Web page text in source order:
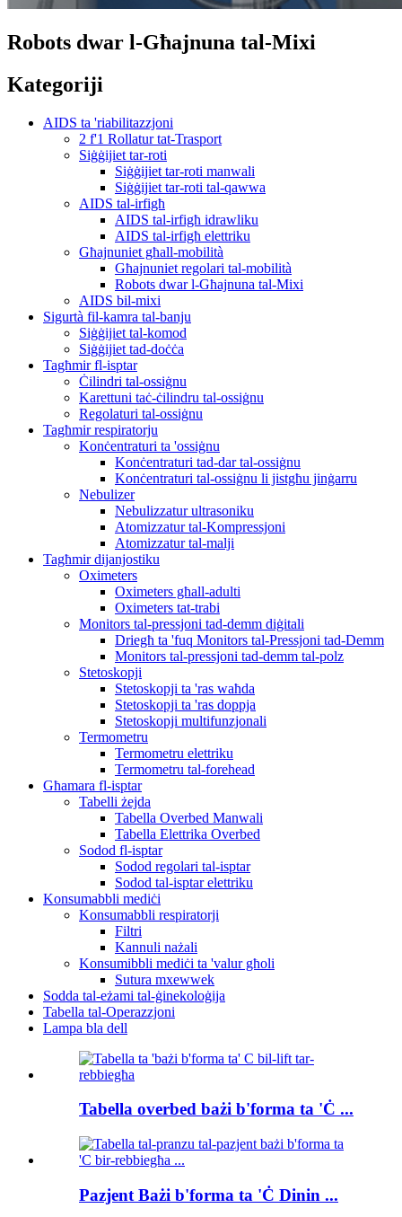
Robots dwar l-Għajnuna tal-Mixi
Kategoriji
AIDS ta 'riabilitazzjoni
2 f'1 Rollatur tat-Trasport
Siġġijiet tar-roti
Siġġijiet tar-roti manwali
Siġġijiet tar-roti tal-qawwa
AIDS tal-irfigħ
AIDS tal-irfigħ idrawliku
AIDS tal-irfigħ elettriku
Għajnuniet għall-mobilità
Għajnuniet regolari tal-mobilità
Robots dwar l-Għajnuna tal-Mixi
AIDS bil-mixi
Sigurtà fil-kamra tal-banju
Siġġijiet tal-komod
Siġġijiet tad-doċċa
Tagħmir fl-isptar
Ċilindri tal-ossiġnu
Karettuni taċ-ċilindru tal-ossiġnu
Regolaturi tal-ossiġnu
Tagħmir respiratorju
Konċentraturi ta 'ossiġnu
Konċentraturi tad-dar tal-ossiġnu
Konċentraturi tal-ossiġnu li jistgħu jinġarru
Nebulizer
Nebulizzatur ultrasoniku
Atomizzatur tal-Kompressjoni
Atomizzatur tal-malji
Tagħmir dijanjostiku
Oximeters
Oximeters għall-adulti
Oximeters tat-trabi
Monitors tal-pressjoni tad-demm diġitali
Driegħ ta 'fuq Monitors tal-Pressjoni tad-Demm
Monitors tal-pressjoni tad-demm tal-polz
Stetoskopji
Stetoskopji ta 'ras waħda
Stetoskopji ta 'ras doppja
Stetoskopji multifunzjonali
Termometru
Termometru elettriku
Termometru tal-forehead
Għamara fl-isptar
Tabelli żejda
Tabella Overbed Manwali
Tabella Elettrika Overbed
Sodod fl-isptar
Sodod regolari tal-isptar
Sodod tal-isptar elettriku
Konsumabbli mediċi
Konsumabbli respiratorji
Filtri
Kannuli nażali
Konsumibbli mediċi ta 'valur għoli
Sutura mxewwek
Sodda tal-eżami tal-ġinekoloġija
Tabella tal-Operazzjoni
Lampa bla dell
Tabella overbed bażi b'forma ta 'Ċ ...
Pazjent Bażi b'forma ta 'Ċ Dinin ...